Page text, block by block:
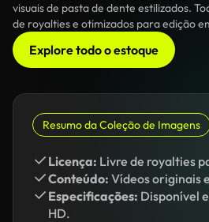
visuais de pasta de dente estilizados.
de royalties e otimizados para edição
Explore todo o estoque
Resumo da Coleção de Imagens
Licença: Livre de royalties
Conteúdo: Vídeos originais
Especificações: Disponível
HD.